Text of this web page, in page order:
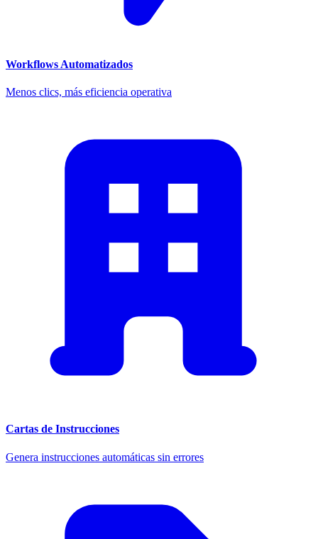
Workflows Automatizados
Menos clics, más eficiencia operativa
Cartas de Instrucciones
Genera instrucciones automáticas sin errores